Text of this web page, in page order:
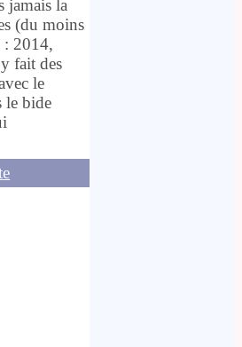
jamais la
(du moins
: 2014,
fait des
le
le bide